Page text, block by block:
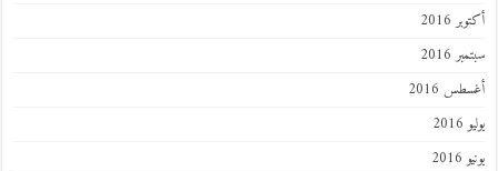
أكتوبر 2016
سبتمبر 2016
أغسطس 2016
يوليو 2016
يونيو 2016